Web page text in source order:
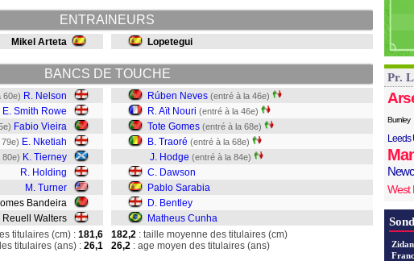
ENTRAINEURS
Mikel Arteta Lopetegui
BANCS DE TOUCHE
60e) R. Nelson
E. Smith Rowe
Fabio Vieira
E. Nketiah
80e) K. Tierney
R. Holding
M. Turner
Bandeira
Reuell Walters
Rúben Neves (entré à la 46e)
R. Aït Nouri (entré à la 46e)
Tote Gomes (entré à la 68e)
B. Traoré (entré à la 68e)
J. Hodge (entré à la 84e)
C. Dawson
Pablo Sarabia
D. Bentley
Matheus Cunha
titulaires (cm) : 181,6
titulaires (ans) : 26,1
182,2 : taille moyenne des titulaires (cm)
26,2 : age moyen des titulaires (ans)
Pr.
Burnley
Leeds
West